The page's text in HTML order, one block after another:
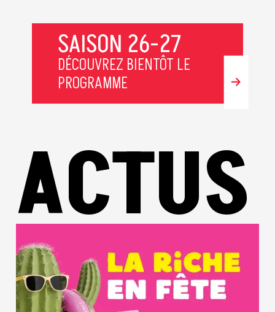
SAISON 26-27
DÉCOUVREZ BIENTÔT LE
PROGRAMME
ACTUS